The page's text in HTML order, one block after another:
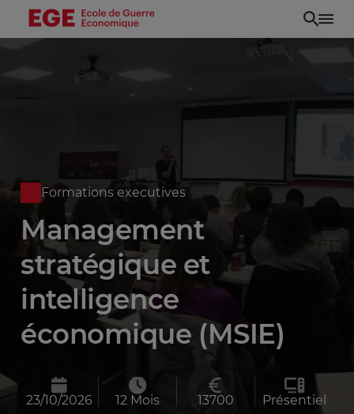
Aller
Formations executives
Management
stratégique et
intelligence
économique (MSIE)
23/10/2026 12 Mois 13700 Présentiel